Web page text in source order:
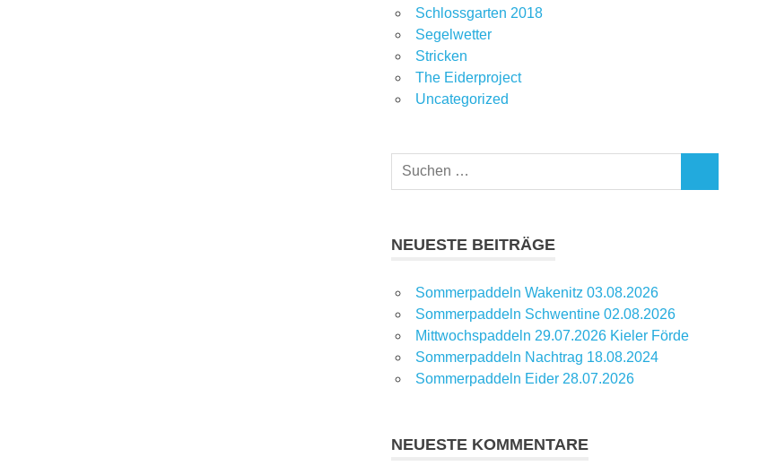
Schlossgarten 2018
Segelwetter
Stricken
The Eiderproject
Uncategorized
Suchen
NEUESTE BEITRÄGE
Sommerpaddeln Wakenitz 03.08.2026
Sommerpaddeln Schwentine 02.08.2026
Mittwochspaddeln 29.07.2026 Kieler Förde
Sommerpaddeln Nachtrag 18.08.2024
Sommerpaddeln Eider 28.07.2026
NEUESTE KOMMENTARE